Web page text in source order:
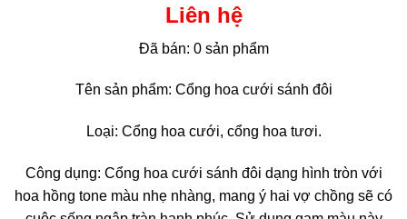
Liên hệ
Đã bán: 0 sản phẩm
Tên sản phẩm: Cổng hoa cưới sánh đôi
Loại: Cổng hoa cưới, cổng hoa tươi.
Công dụng: Cổng hoa cưới sánh đôi dạng hình tròn với
hoa hồng tone màu nhẹ nhàng, mang ý hai vợ chồng sẽ có